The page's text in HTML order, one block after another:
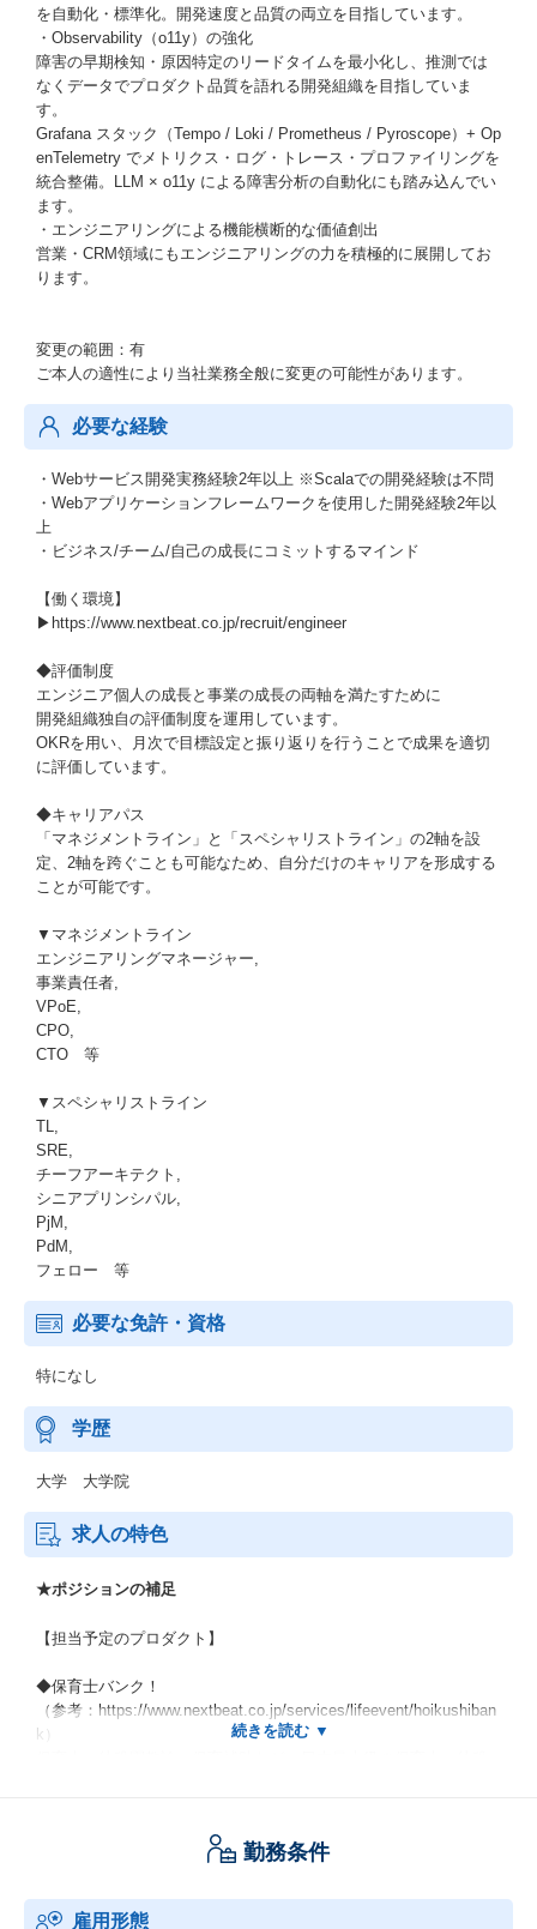
を自動化・標準化。開発速度と品質の両立を目指しています。
・Observability（o11y）の強化
障害の早期検知・原因特定のリードタイムを最小化し、推測では
なくデータでプロダクト品質を語れる開発組織を目指していま
す。
Grafana スタック（Tempo / Loki / Prometheus / Pyroscope）+ Op
enTelemetry でメトリクス・ログ・トレース・プロファイリングを
統合整備。LLM × o11y による障害分析の自動化にも踏み込んでい
ます。
・エンジニアリングによる機能横断的な価値創出
営業・CRM領域にもエンジニアリングの力を積極的に展開してお
ります。
変更の範囲：有
ご本人の適性により当社業務全般に変更の可能性があります。
必要な経験
・Webサービス開発実務経験2年以上 ※Scalaでの開発経験は不問
・Webアプリケーションフレームワークを使用した開発経験2年以
上
・ビジネス/チーム/自己の成長にコミットするマインド
【働く環境】
▶https://www.nextbeat.co.jp/recruit/engineer
◆評価制度
エンジニア個人の成長と事業の成長の両軸を満たすために
開発組織独自の評価制度を運用しています。
OKRを用い、月次で目標設定と振り返りを行うことで成果を適切
に評価しています。
◆キャリアパス
「マネジメントライン」と「スペシャリストライン」の2軸を設
定、2軸を跨ぐことも可能なため、自分だけのキャリアを形成する
ことが可能です。
▼マネジメントライン
エンジニアリングマネージャー,
事業責任者,
VPoE,
CPO,
CTO 等
▼スペシャリストライン
TL,
SRE,
チーフアーキテクト,
シニアプリンシパル,
PjM,
PdM,
フェロー 等
必要な免許・資格
特になし
学歴
大学 大学院
求人の特色
★ポジションの補足
【担当予定のプロダクト】
◆保育士バンク！
（参考：https://www.nextbeat.co.jp/services/lifeevent/hoikushiban
k）
ーケティング支援商材（求人広告・動画・SNS 等）と全国をカバ
ーする専門コンサルタント体制を駆使し、保育施設の「慢性的な
勤務条件
雇用形態